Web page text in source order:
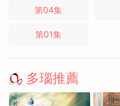
第04集
第01集
多瑙推薦